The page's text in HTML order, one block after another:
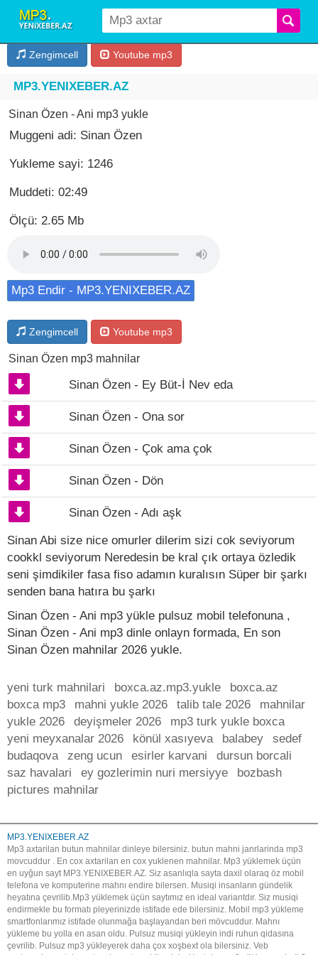
Zengimcell Youtube mp3
MP3.YENIXEBER.AZ
Sinan Özen - Ani mp3 yukle
Muggeni adi: Sinan Özen
Yukleme sayi: 1246
Muddeti: 02:49
Ölçü: 2.65 Mb
Mp3 Endir - MP3.YENIXEBER.AZ
Zengimcell Youtube mp3
Sinan Özen mp3 mahnilar
Sinan Özen - Ey Büt-İ Nev eda
Sinan Özen - Ona sor
Sinan Özen - Çok ama çok
Sinan Özen - Dön
Sinan Özen - Adı aşk
Sinan Abi size nice omurler dilerim️️️ sizi cok seviyorum
cookkl seviyorum Neredesin be kral çık ortaya özledik
seni şimdikiler fasa fiso adamın kuralısın Süper bir şarkı
senden bana hatıra bu şarkı
Sinan Özen - Ani mp3 yükle pulsuz mobil telefonuna ,
Sinan Özen - Ani mp3 dinle onlayn formada, En son
Sinan Özen mahnilar 2026 yukle.
yeni turk mahnilari boxca.az.mp3.yukle
boxca.az
boxca mp3
mahni yukle 2026 talib tale 2026
mahnilar
yukle 2026
deyişmeler 2026
mp3 turk yukle boxca
yeni meyxanalar 2026
könül xasıyeva balabey
sedef
budaqova
zeng ucun esirler karvani
dursun borcali
saz havalari
ey gozlerimin nuri mersiyye
bozbash
pictures mahnilar
MP3.YENIXEBER.AZ
Mp3 axtarilan butun mahnilar dinleye bilersiniz. butun mahni janrlarinda mp3
movcuddur . En cox axtarilan en cox yuklenen mahnilar. Mp3 yüklemek üçün
en uyğun sayt MP3.YENIXEBER.AZ. Siz asanlıqla sayta daxil olaraq öz mobil
telefona ve komputerine mahnı endire bilersen. Musiqi insanların gündelik
heyatına çevrilib.Mp3 yüklemek üçün saytımız en ideal variantdır. Siz musiqi
endirmekle bu formatı pleyerinizde istifade ede bilersiniz. Mobil mp3 yükleme
smartfonlarımız istifade olunmağa başlayandan beri mövcuddur. Mahnı
yükleme bu yolla en asan oldu. Pulsuz musiqi yükleyin indi ruhun qidasına
çevrilib. Pulsuz mp3 yükleyerek daha çox xoşbext ola bilersiniz. Veb